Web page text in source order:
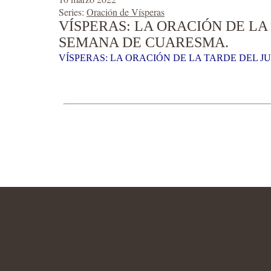
Series: Oración de Vísperas
VÍSPERAS: LA ORACIÓN DE
SEMANA DE CUARESMA.
VÍSPERAS: LA ORACIÓN DE LA TARDE DEL